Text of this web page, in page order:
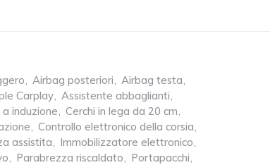
, Airbag posteriori, Airbag testa,
Carplay, Assistente abbaglianti,
induzione, Cerchi in lega da 20 cm,
, Controllo elettronico della corsia,
assistita, Immobilizzatore elettronico,
, Parabrezza riscaldato, Portapacchi,